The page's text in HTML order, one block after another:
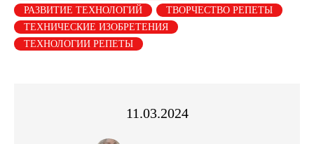
РАЗВИТИЕ ТЕХНОЛОГИЙ
ТВОРЧЕСТВО РЕПЕТЫ
ТЕХНИЧЕСКИЕ ИЗОБРЕТЕНИЯ
ТЕХНОЛОГИИ РЕПЕТЫ
11.03.2024